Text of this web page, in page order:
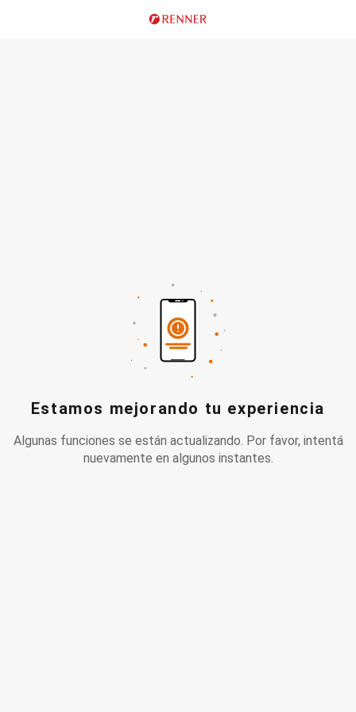
Estamos mejorando tu experiencia
Algunas funciones se están actualizando. Por favor, intentá
nuevamente en algunos instantes.